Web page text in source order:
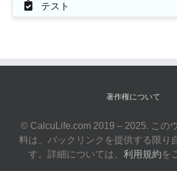
テスト
著作権について
© CalcuLife.com 2019 – 2025. この
料は、バックリンクを提供する限り
す。詳細については、 利用規約を